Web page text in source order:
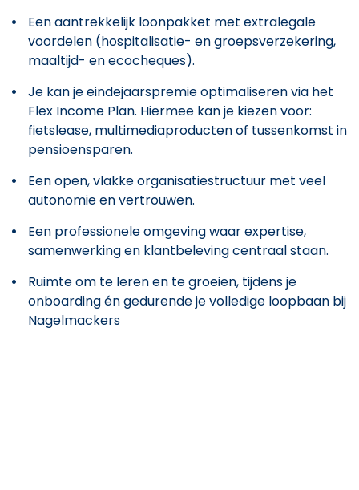
Een aantrekkelijk loonpakket met extralegale
voordelen (hospitalisatie- en groepsverzekering,
maaltijd- en ecocheques).
Je kan je eindejaarspremie optimaliseren via het
Flex Income Plan. Hiermee kan je kiezen voor:
fietslease, multimediaproducten of tussenkomst in
pensioensparen.
Een open, vlakke organisatiestructuur met veel
autonomie en vertrouwen.
Een professionele omgeving waar expertise,
samenwerking en klantbeleving centraal staan.
Ruimte om te leren en te groeien, tijdens je
onboarding én gedurende je volledige loopbaan bij
Nagelmackers